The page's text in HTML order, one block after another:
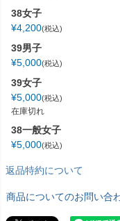
38女子
¥4,200 税込
39男子
¥5,000 税込
39女子
¥5,000 税込
在庫切れ
38一般女子
¥5,000 税込
返品特約について
商品についてのお問い合